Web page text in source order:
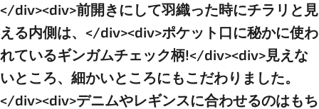
</div><div>前開きにして羽織った時にチラリと見
える内側は、</div><div>ポケット口に秘かに使わ
れているギンガムチェック柄!</div><div>見えな
いところ、細かいところにもこだわりました。
</div><div>デニムやレギンスに合わせるのはもち